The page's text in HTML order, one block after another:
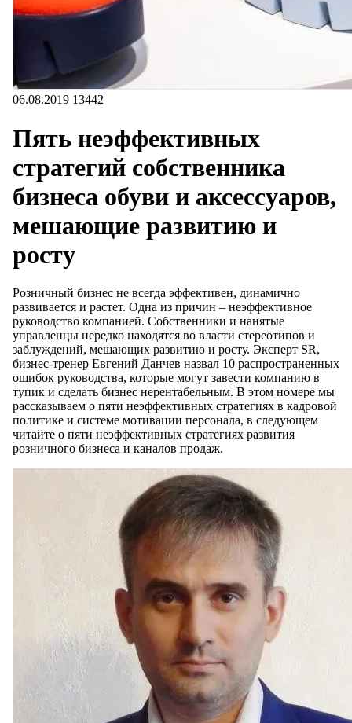
06.08.2019 13442
Пять неэффективных
стратегий собственника
бизнеса обуви и аксессуаров,
мешающие развитию и
росту
Розничный бизнес не всегда эффективен, динамично
развивается и растет. Одна из причин – неэффективное
руководство компанией. Собственники и нанятые
управленцы нередко находятся во власти стереотипов и
заблуждений, мешающих развитию и росту. Эксперт SR,
бизнес-тренер Евгений Данчев назвал 10 распространенных
ошибок руководства, которые могут завести компанию в
тупик и сделать бизнес нерентабельным. В этом номере мы
рассказываем о пяти неэффективных стратегиях в кадровой
политике и системе мотивации персонала, в следующем
читайте о пяти неэффективных стратегиях развития
розничного бизнеса и каналов продаж.